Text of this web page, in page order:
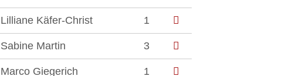
Lilliane Käfer-Christ 1
Sabine Martin 3
Marco Giegerich 1